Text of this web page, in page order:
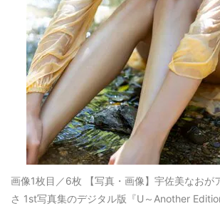
画像1枚目／6枚 【写真・画像】宇佐美なおが
さ 1st写真集のデジタル版『U～Another